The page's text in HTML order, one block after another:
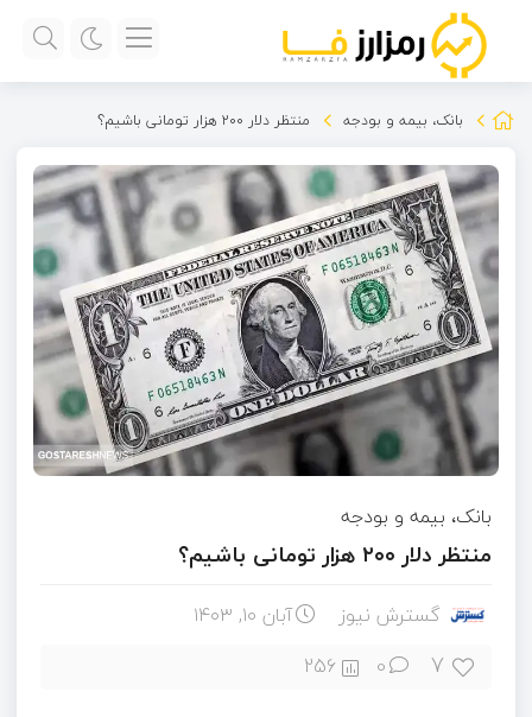
بانک، بیمه و بودجه منتظر دلار ۲۰۰ هزار تومانی باشیم؟
بانک، بیمه و بودجه
منتظر دلار ۲۰۰ هزار تومانی باشیم؟
گسترش نیوز آبان ۱۰, ۱۴۰۳
7
0
256